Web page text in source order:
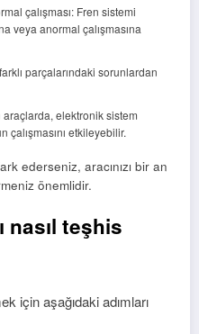
çalışması: Fren sistemi
veya anormal çalışmasına
parçalarındaki sorunlardan
elektronik sistem
çalışmasını etkileyebilir.
ederseniz, aracınızı bir an
önemlidir.
nasıl teşhis
için aşağıdaki adımları